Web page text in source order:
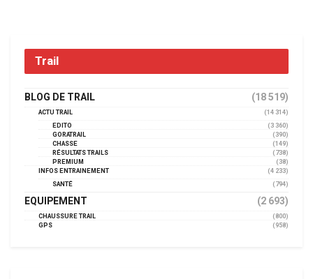
Trail
BLOG DE TRAIL (18 519)
ACTU TRAIL
(14 314)
EDITO
(3 360)
GORATRAIL
(390)
CHASSE
(149)
RÉSULTATS TRAILS
(738)
PREMIUM
(38)
INFOS ENTRAINEMENT
(4 233)
SANTÉ
(794)
EQUIPEMENT (2 693)
CHAUSSURE TRAIL
(800)
GPS
(958)